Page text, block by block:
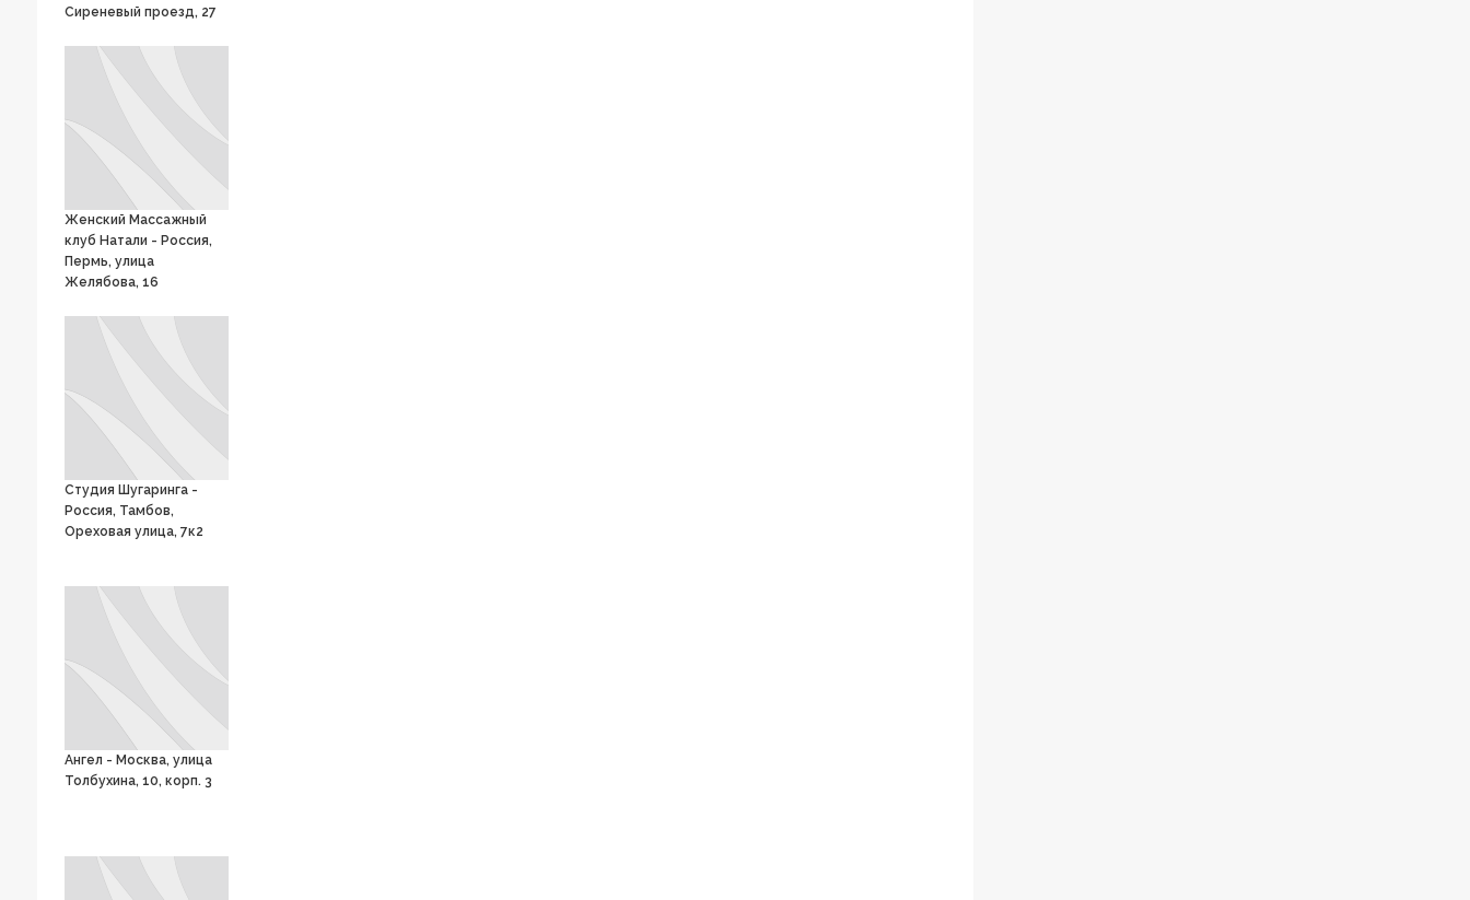
Сиреневый проезд, 27
Женский Массажный
клуб Натали - Россия,
Пермь, улица
Желябова, 16
Студия Шугаринга -
Россия, Тамбов,
Ореховая улица, 7к2
Ангел - Москва, улица
Толбухина, 10, корп. 3